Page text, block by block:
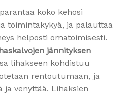
koko kehosi
toimintakykyä, ja palauttaa
helposti omatoimisesti.
jännityksen
lihakseen kohdistuu
rentoutumaan, ja
venyttää. Lihaksien